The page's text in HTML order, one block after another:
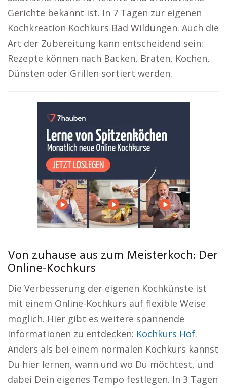
Gerichte bekannt ist. In 7 Tagen zur eigenen
Kochkreation Kochkurs Bad Wildungen. Auch die
Art der Zubereitung kann entscheidend sein:
Rezepte können nach Backen, Braten, Kochen,
Dünsten oder Grillen sortiert werden.
Von zuhause aus zum Meisterkoch: Der
Online-Kochkurs
Die Verbesserung der eigenen Kochkünste ist
mit einem Online-Kochkurs auf flexible Weise
möglich. Hier gibt es weitere spannende
Informationen zu entdecken: Kochkurs Hof.
Anders als bei einem normalen Kochkurs kannst
Du hier lernen, wann und wo Du möchtest, und
dabei Dein eigenes Tempo festlegen. In 3 Tagen